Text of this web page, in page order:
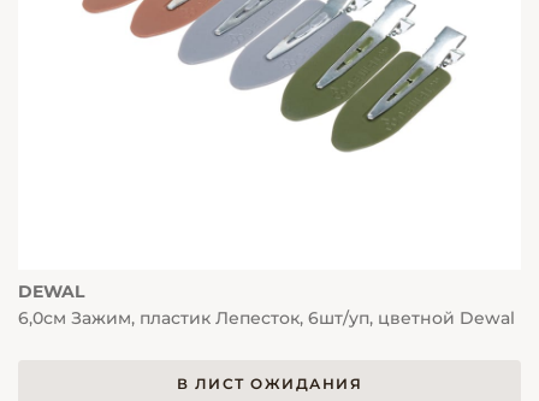
DEWAL
6,0см Зажим, пластик Лепесток, 6шт/уп, цветной Dewal
В ЛИСТ ОЖИДАНИЯ